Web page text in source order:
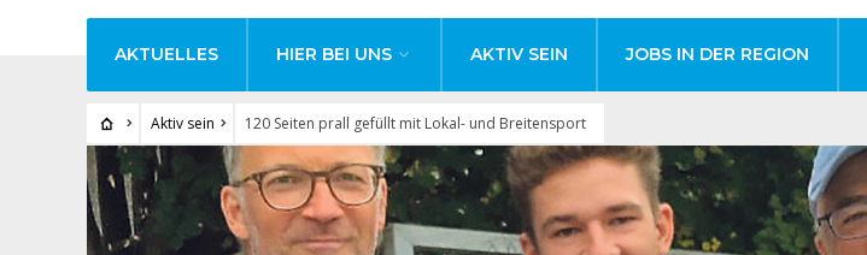
AKTUELLES HIER BEI UNS AKTIV SEIN JOBS IN DER REGION
Aktiv sein 120 Seiten prall gefüllt mit Lokal- und Breitensport